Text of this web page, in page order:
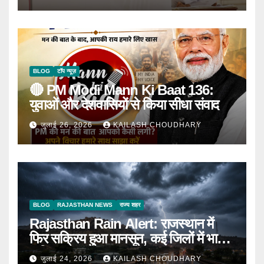
BLOG टॉप न्यूज़
🔴 PM Modi Mann Ki Baat 136:
युवाओं और देशवासियों से किया सीधा संवाद
जुलाई 26, 2026 KAILASH CHOUDHARY
BLOG RAJASTHAN NEWS राज्य शहर
Rajasthan Rain Alert: राजस्थान में
फिर सक्रिय हुआ मानसून, कई जिलों में भारी
बारिश का Alert
जुलाई 24, 2026 KAILASH CHOUDHARY